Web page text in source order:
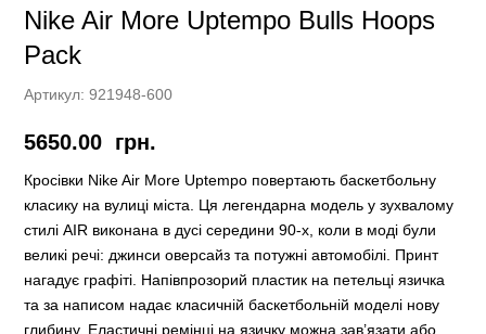
Nike Air More Uptempo Bulls Hoops
Pack
Артикул:921948-600
5650.00 грн.
Кросівки Nike Air More Uptempo повертають баскетбольну
класику на вулиці міста. Ця легендарна модель у зухвалому
стилі AIR виконана в дусі середини 90-х, коли в моді були
великі речі: джинси оверсайз та потужні автомобілі. Принт
нагадує графіті. Напівпрозорий пластик на петельці язичка
та за написом надає класичній баскетбольній моделі нову
глибину. Еластичні ремінці на язичку можна зав’язати або